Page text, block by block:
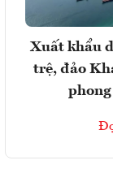
Xuất khẩu
trệ, đảo